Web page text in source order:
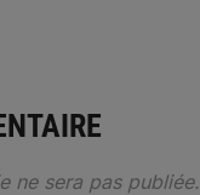
ne sera pas publiée.